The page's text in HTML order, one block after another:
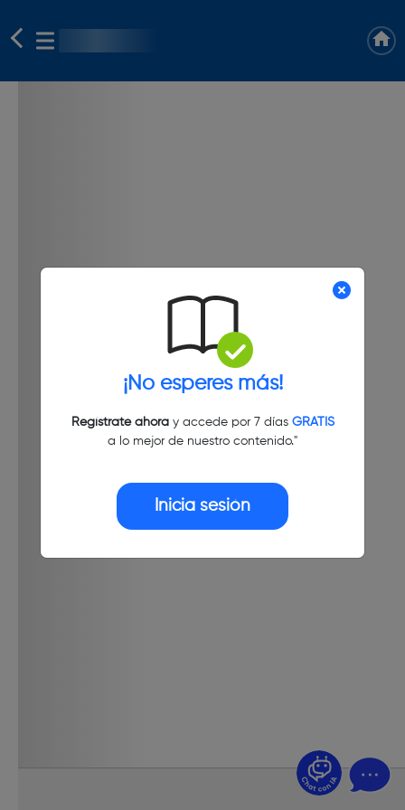
¡No esperes más!
Regístrate ahoray accede por 7 días GRATIS
a lo mejor de nuestro contenido."
Inicia sesión